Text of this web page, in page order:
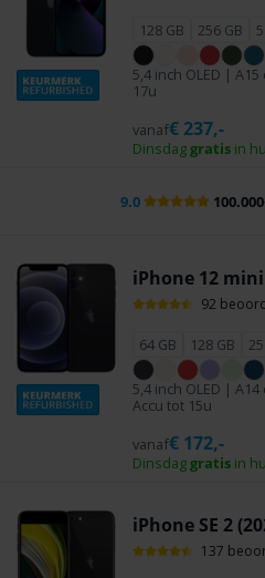
128 GB 256 GB
5,4 inch OLED |
17u
Dinsdaggratis in
vanaf€ 237,-
iPhone 12 mini
92
64 GB 128 GB
5,4 inch OLED |
Accu tot 15u
Dinsdaggratis in
vanaf€ 172,-
Gratis
iPhone SE 2
137